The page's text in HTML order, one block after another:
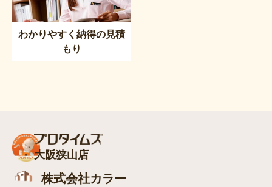
わかりやすく納得の見積
もり
大阪狭山店
株式会社カラー